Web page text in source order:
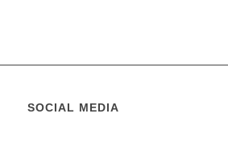
SOCIAL MEDIA